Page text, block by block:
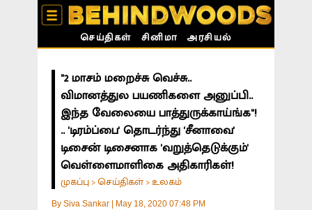
செய்திகள் சினிமா அரசியல்
"2 மாசம் மறைச்சு வெச்சு..
விமானத்துல பயணிகளை அனுப்பி..
இந்த வேலையை பாத்துருக்காய்ங்க"!
.. 'டிரம்ப்பை' தொடர்ந்து 'சீனாவை'
டிசைன் டிசைனாக 'வறுத்தெடுக்கும்'
வெள்ளைமாளிகை அதிகாரிகள்!
முகப்பு >செய்திகள் > உலகம்
By Siva Sankar May 18, 2020 07:48 PM